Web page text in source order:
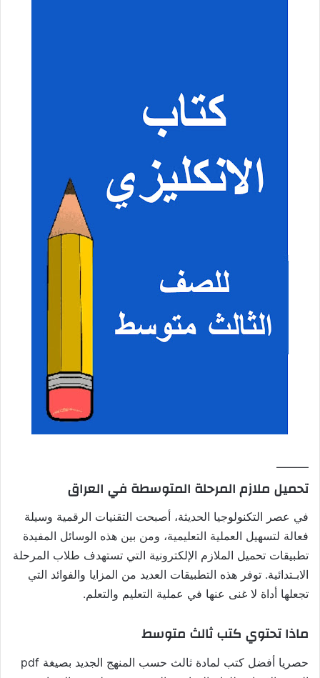
———
تحميل ملازم المرحلة المتوسطة في العراق
في عصر التكنولوجيا الحديثة، أصبحت التقنيات الرقمية وسيلة
فعالة لتسهيل العملية التعليمية، ومن بين هذه الوسائل المفيدة
تطبيقات تحميل الملازم الإلكترونية التي تستهدف طلاب المرحلة
الابـتدائية. توفر هذه التطبيقات العديد من المزايا والفوائد التي
تجعلها أداة لا غنى عنها في عملية التعليم والتعلم.
ماذا تحتوي كتب ثالث متوسط
حصريا أفضل كتب لمادة ثالث حسب المنهج الجديد بصيغة pdf